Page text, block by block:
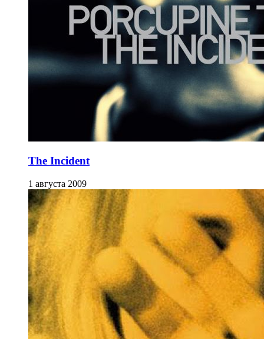
The Incident
1 августа 2009